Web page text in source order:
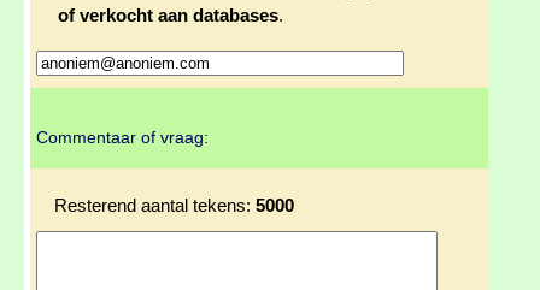
of verkocht aan databases.
Commentaar of vraag:
Resterend aantal tekens: 5000